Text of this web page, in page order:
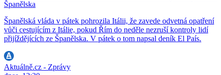
Španělska
Španělská vláda v pátek pohrozila Itálii, že zavede odvetná opatření
vůči cestujícím z Itálie, pokud Řím do neděle nezruší kontroly lidí
přijíždějících ze Španělska. V pátek o tom napsal deník El País.
Aktuálně.cz - Zprávy